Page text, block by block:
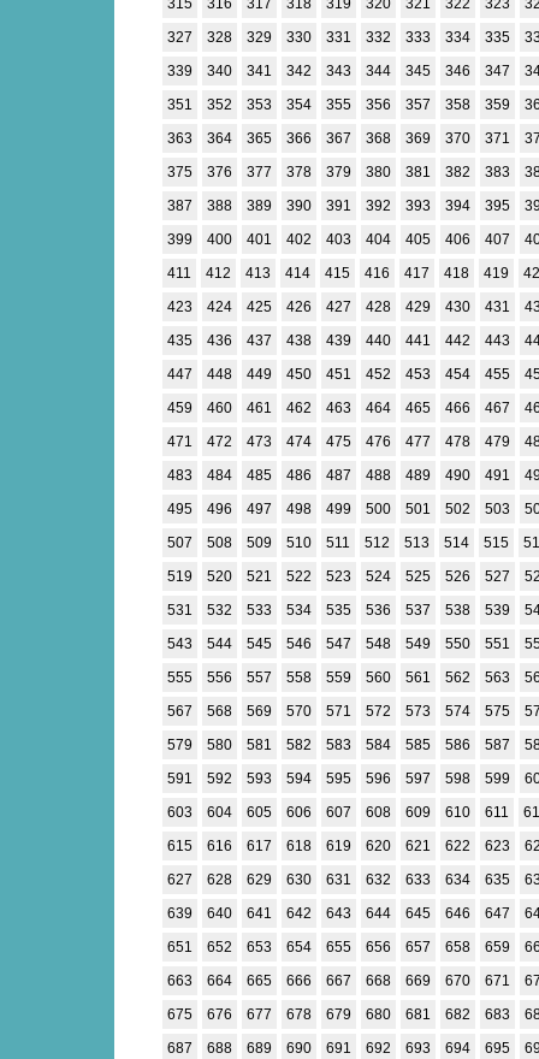
315 316 317 318 319 320 321 322 323
327
328 329 330 331 332 333 334 335
339
340 341 342 343 344 345 346 347
351
352 353 354 355 356 357 358 359
363
364 365 366 367 368 369 370 371
375
376 377 378 379 380 381 382 383
387
388 389 390 391 392 393 394 395
399
400 401 402 403 404 405 406 407
411
412 413 414 415 416 417 418 419
423
424 425 426 427 428 429 430 431
435
436 437 438 439 440 441 442 443
447
448 449 450 451 452 453 454 455
459
460 461 462 463 464 465 466 467
471
472 473 474 475 476 477 478 479
483
484 485 486 487 488 489 490 491
495
496 497 498 499 500 501 502 503
507
508 509 510 511 512 513 514 515
519
520 521 522 523 524 525 526 527
531
532 533 534 535 536 537 538 539
543
544 545 546 547 548 549 550 551
555
556 557 558 559 560 561 562 563
567
568 569 570 571 572 573 574 575
579
580 581 582 583 584 585 586 587
591
592 593 594 595 596 597 598 599
603
604 605 606 607 608 609 610 611
615
616 617 618 619 620 621 622 623
627
628 629 630 631 632 633 634 635
639
640 641 642 643 644 645 646 647
651
652 653 654 655 656 657 658 659
663
664 665 666 667 668 669 670 671
675
676 677 678 679 680 681 682 683
687
688 689 690 691 692 693 694 695